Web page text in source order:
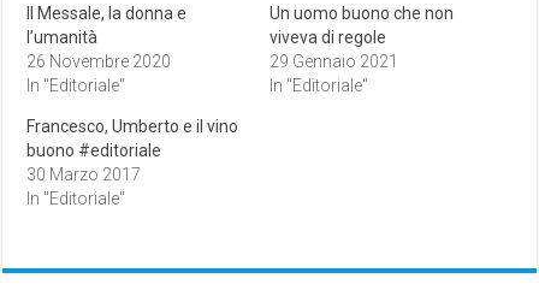
Il Messale, la donna e
l’umanità
26 Novembre 2020
In "Editoriale"
Un uomo buono che non
viveva di regole
29 Gennaio 2021
In "Editoriale"
Francesco, Umberto e il vino
buono #editoriale
30 Marzo 2017
In "Editoriale"